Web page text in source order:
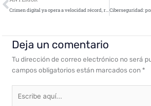
Deja un comentario
Tu dirección de correo electrónico no será
campos obligatorios están marcados con *
aquí...